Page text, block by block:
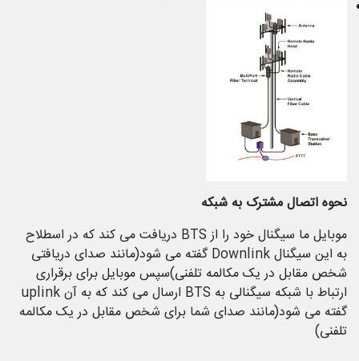
نحوه اتصال مشترک به شبکه
موبایل ما سیگنال خود را از BTS دریافت می کند که در اسطلاح
به این سیگنال Downlink گفته می شود(مانند صدای دریافتی
شخص مقابل در یک مکالمه تلفنی)سپس موبایل برای برقراری
ارتباط با شبکه سیگنالی به BTS ارسال می کند که به آن uplink
گفته می شود(مانند صدای شما برای شخص مقابل در یک مکالمه
تلفنی)